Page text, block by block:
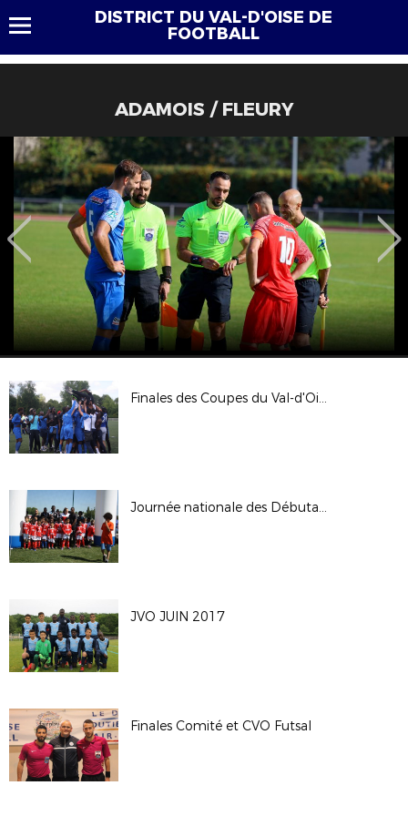
DISTRICT DU VAL-D'OISE DE
FOOTBALL
ADAMOIS / FLEURY
Finales des Coupes du Val-d'Oise 2017
Journée nationale des Débutants 2017
JVO JUIN 2017
Finales Comité et CVO Futsal